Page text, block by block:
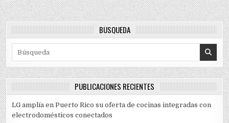
BÚSQUEDA
PUBLICACIONES RECIENTES
LG amplía en Puerto Rico su oferta de cocinas integradas con
electrodomésticos conectados